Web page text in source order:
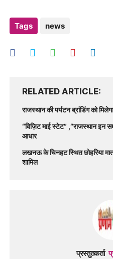
Tags news
RELATED ARTICLE
राजस्थान की पर्यटन ब्रांडिंग को
“विज़िट माई स्टेट” ,“राजस्थान
आधार
लखनऊ के चिनहट स्थित छोहरिया
शामिल
प्रस्तुतकर्ता